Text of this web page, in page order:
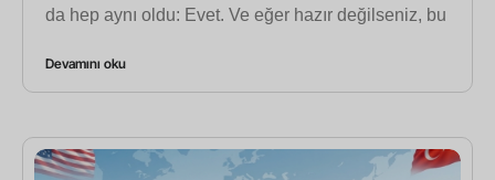
da hep aynı oldu: Evet. Ve eğer hazır değilseniz, bu
Devamını oku